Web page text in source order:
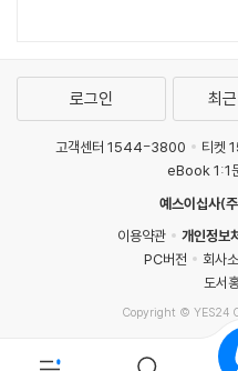
로그인 최
고객센터 1544-3800 티켓
eBook 1:1
예스이십사(
이용약관
개인정보
PC버전
회사
도서
Copyright © YES24